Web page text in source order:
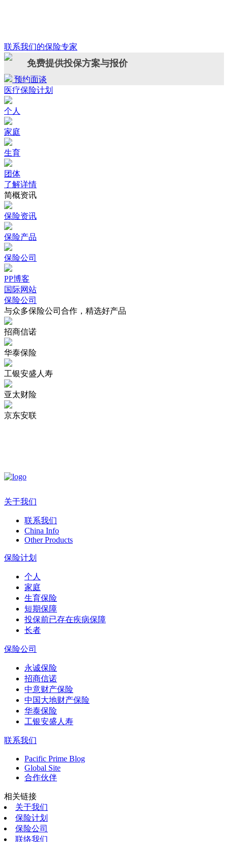
联系我们的保险专家
免费提供投保方案与报价
预约面谈
医疗保险计划
个人
家庭
生育
团体
了解详情
简概资讯
保险资讯
保险产品
保险公司
PP博客
国际网站
保险公司
与众多保险公司合作，精选好产品
招商信诺
华泰保险
工银安盛人寿
亚太财险
京东安联
关于我们
联系我们
China Info
Other Products
保险计划
个人
家庭
生育保险
短期保障
投保前已存在疾病保障
长者
保险公司
永诚保险
招商信诺
中意财产保险
中国大地财产保险
华泰保险
工银安盛人寿
联系我们
Pacific Prime Blog
Global Site
合作伙伴
相关链接
关于我们
保险计划
保险公司
联络我们